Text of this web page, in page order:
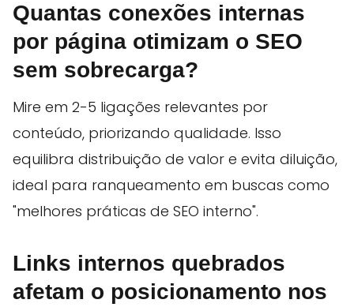
Quantas conexões internas
por página otimizam o SEO
sem sobrecarga?
Mire em 2-5 ligações relevantes por
conteúdo, priorizando qualidade. Isso
equilibra distribuição de valor e evita diluição,
ideal para ranqueamento em buscas como
"melhores práticas de SEO interno".
Links internos quebrados
afetam o posicionamento nos